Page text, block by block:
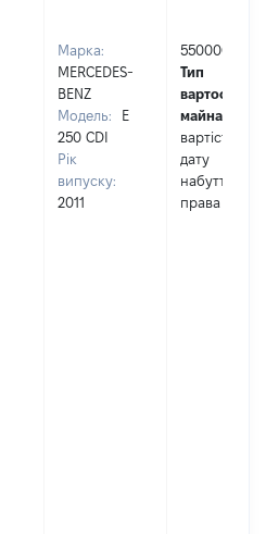
Марка:
MERCEDES-
BENZ
Модель:
E
250 CDI
Рік
випуску:
2011
550000
Тип
вартості
майна:
вартість на
дату
набуття
права